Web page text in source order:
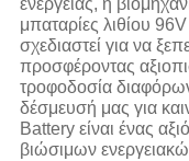
ενέργειας, ή
μπαταρίες λιθίου
σχεδιαστεί για να
προσφέροντας
τροφοδοσία
δέσμευσή μας για
Battery είναι ένας
βιώσιμων